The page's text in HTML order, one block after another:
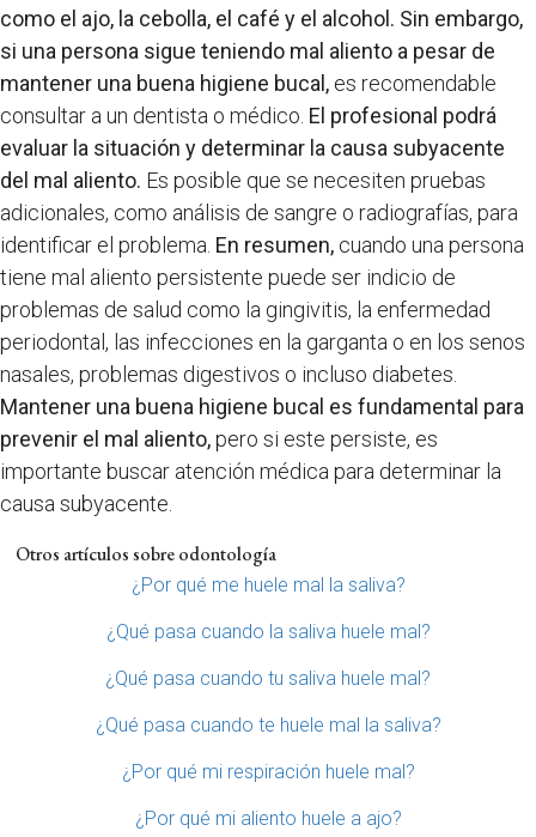
como el ajo, la cebolla, el café y el alcohol. Sin embargo,
si una persona sigue teniendo mal aliento a pesar de
mantener una buena higiene bucal, es recomendable
consultar a un dentista o médico. El profesional podrá
evaluar la situación y determinar la causa subyacente
del mal aliento. Es posible que se necesiten pruebas
adicionales, como análisis de sangre o radiografías, para
identificar el problema. En resumen, cuando una persona
tiene mal aliento persistente puede ser indicio de
problemas de salud como la gingivitis, la enfermedad
periodontal, las infecciones en la garganta o en los senos
nasales, problemas digestivos o incluso diabetes.
Mantener una buena higiene bucal es fundamental para
prevenir el mal aliento,pero si este persiste, es
importante buscar atención médica para determinar la
causa subyacente.
Otros artículos sobre odontología
¿Por qué me huele mal la saliva?
¿Qué pasa cuando la saliva huele mal?
¿Qué pasa cuando tu saliva huele mal?
¿Qué pasa cuando te huele mal la saliva?
¿Por qué mi respiración huele mal?
¿Por qué mi aliento huele a ajo?